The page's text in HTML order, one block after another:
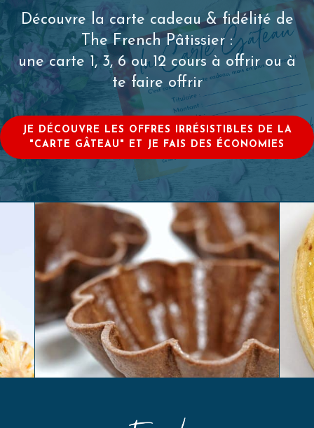
Découvre la carte cadeau & fidélité de
The French Pâtissier :
une carte 1, 3, 6 ou 12 cours à offrir ou à
te faire offrir
JE DÉCOUVRE LES OFFRES IRRÉSISTIBLES DE LA
"CARTE GÂTEAU" ET JE FAIS DES ÉCONOMIES